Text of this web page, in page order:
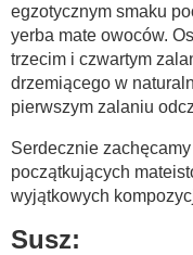
egzotycznym smaku
yerba mate owoców.
trzecim i czwartym
drzemiącego w
pierwszym zalaniu
Serdecznie
początkujących
wyjątkowych
Susz: